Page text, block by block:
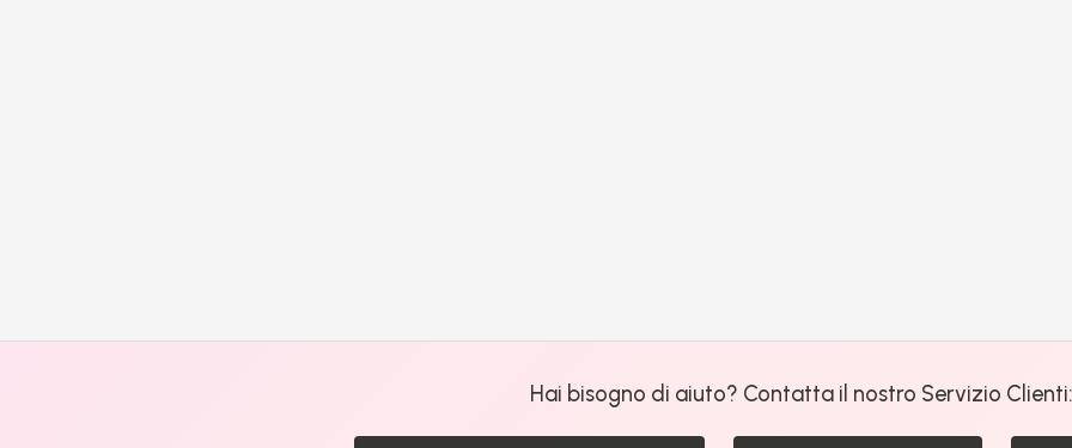
Hai bisogno di aiuto? Contatta il nostro Servizio